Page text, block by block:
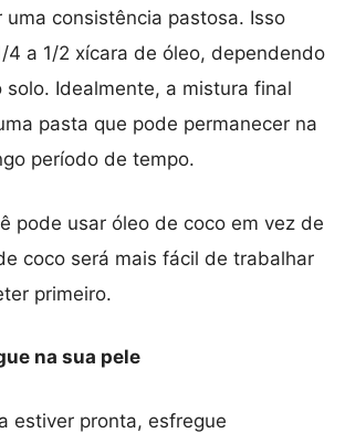
consistência pastosa. Isso
4 a 1/2 xícara de óleo, dependendo
Idealmente, a mistura final
pasta que pode permanecer na
período de tempo.
pode usar óleo de coco em vez de
coco será mais fácil de trabalhar
primeiro.
na sua pele
estiver pronta, esfregue